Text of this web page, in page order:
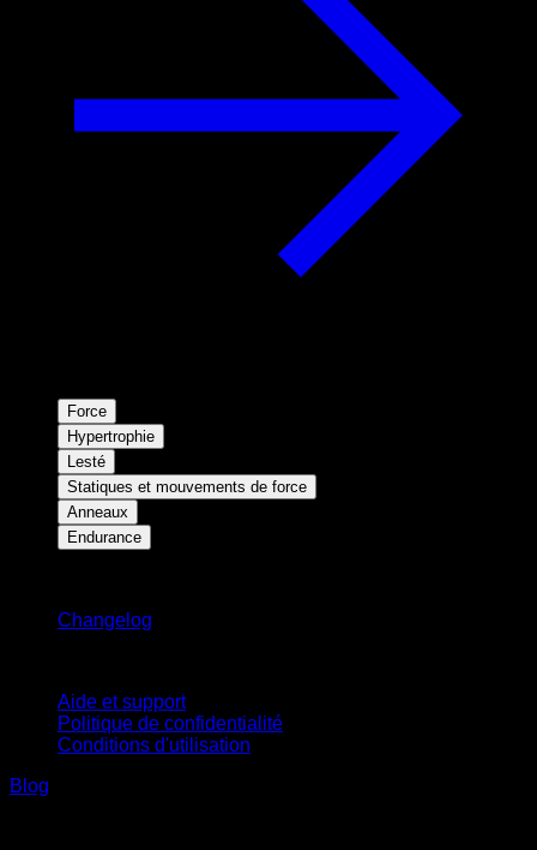
Force
Hypertrophie
Lesté
Statiques et mouvements de force
Anneaux
Endurance
Changelog
Aide et support
Politique de confidentialité
Conditions d'utilisation
Blog